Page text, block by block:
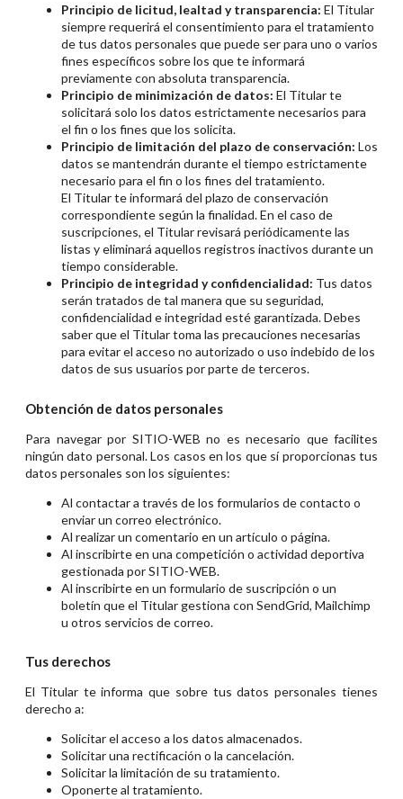
Principio de licitud, lealtad y transparencia: El Titular
siempre requerirá el consentimiento para el tratamiento
de tus datos personales que puede ser para uno o varios
fines específicos sobre los que te informará
previamente con absoluta transparencia.
Principio de minimización de datos: El Titular te
solicitará solo los datos estrictamente necesarios para
el fin o los fines que los solicita.
Principio de limitación del plazo de conservación: Los
datos se mantendrán durante el tiempo estrictamente
necesario para el fin o los fines del tratamiento.
El Titular te informará del plazo de conservación
correspondiente según la finalidad. En el caso de
suscripciones, el Titular revisará periódicamente las
listas y eliminará aquellos registros inactivos durante un
tiempo considerable.
Principio de integridad y confidencialidad: Tus datos
serán tratados de tal manera que su seguridad,
confidencialidad e integridad esté garantizada. Debes
saber que el Titular toma las precauciones necesarias
para evitar el acceso no autorizado o uso indebido de los
datos de sus usuarios por parte de terceros.
Obtención de datos personales
Para navegar por SITIO-WEB no es necesario que facilites
ningún dato personal. Los casos en los que sí proporcionas tus
datos personales son los siguientes:
Al contactar a través de los formularios de contacto o
enviar un correo electrónico.
Al realizar un comentario en un artículo o página.
Al inscribirte en una competición o actividad deportiva
gestionada por SITIO-WEB.
Al inscribirte en un formulario de suscripción o un
boletín que el Titular gestiona con SendGrid, Mailchimp
u otros servicios de correo.
Tus derechos
El Titular te informa que sobre tus datos personales tienes
derecho a:
Solicitar el acceso a los datos almacenados.
Solicitar una rectificación o la cancelación.
Solicitar la limitación de su tratamiento.
Oponerte al tratamiento.